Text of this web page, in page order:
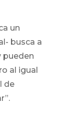
un
busca a
pueden
al igual
de